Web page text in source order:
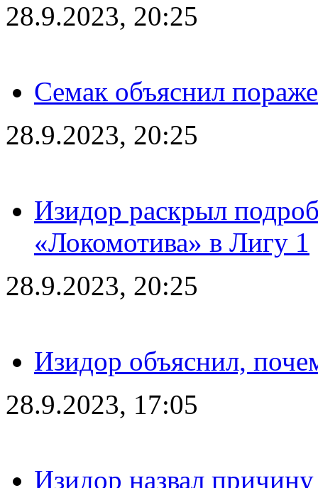
28.9.2023, 20:25
Семак объяснил
28.9.2023, 20:25
Изидор раскрыл
«Локомотива» в Лигу 1
28.9.2023, 20:25
Изидор объяснил,
28.9.2023, 17:05
Изидор назвал